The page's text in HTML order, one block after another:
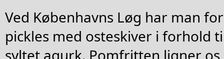
Ved Københavns Løg har man
pickles med osteskiver i forhold
syltet agurk. Pomfritten ligner os